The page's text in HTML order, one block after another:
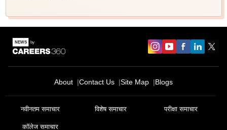
About Contact Us Site Map Blogs
नवीनतम समाचार विशेष समाचार परीक्षा समाचार
कॉलेज समाचार